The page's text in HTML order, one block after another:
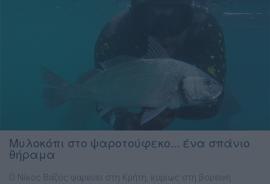
Μυλοκόπι στο ψαροτούφεκο... ένα σπάνιο
θήραμα
Ο Νίκος Βάζος ψαρεύει στη Κρήτη, κυρίως στη βορεινή